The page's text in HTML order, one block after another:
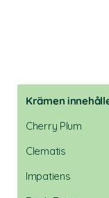
Krämen
Cherry Plum
Clematis
Impatiens